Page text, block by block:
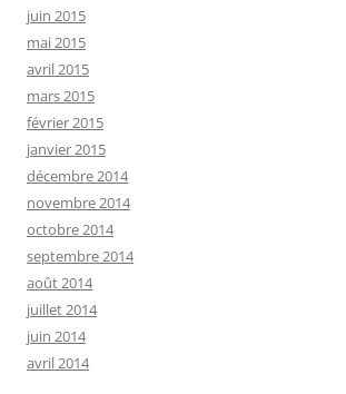
juin 2015
mai 2015
avril 2015
mars 2015
février 2015
janvier 2015
décembre 2014
novembre 2014
octobre 2014
septembre 2014
août 2014
juillet 2014
juin 2014
avril 2014